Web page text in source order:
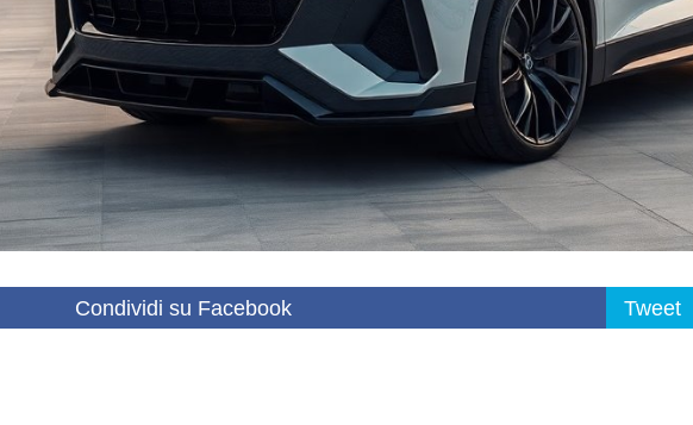
Condividi su Facebook Tweet